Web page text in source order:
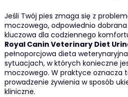
Jeśli Twój pies zmaga się z
moczowego, odpowiednio
kluczowa dla codziennego
Royal Canin Veterinary Diet
pełnoporcjowa dieta
sytuacjach, w których konieczne
moczowego. W praktyce oznacza
prowadzenie żywienia w sposób
kliniczne.